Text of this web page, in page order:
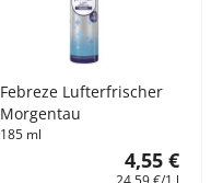
Febreze Lufterfrischer
Morgentau
185 ml
4,55 €